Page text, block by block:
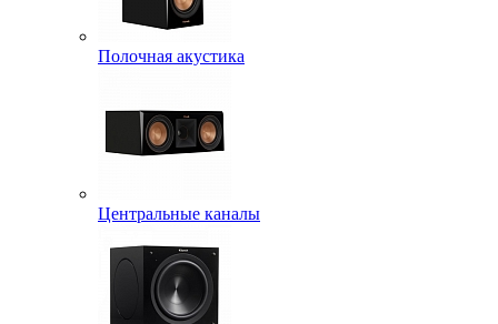
Полочная акустика
Центральные каналы